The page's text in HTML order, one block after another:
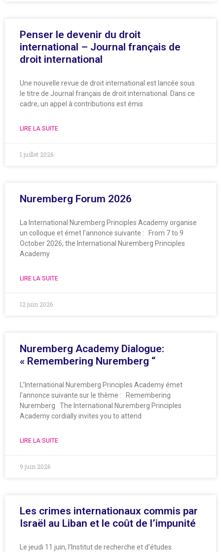
Penser le devenir du droit
international – Journal français de
droit international
Une nouvelle revue de droit international est lancée sous
le titre de Journal français de droit international. Dans ce
cadre, un appel à contributions est émis
LIRE LA SUITE
1 juillet 2026
Nuremberg Forum 2026
La International Nuremberg Principles Academy organise
un colloque et émet l’annonce suivante : From 7 to 9
October 2026, the International Nuremberg Principles
Academy
LIRE LA SUITE
12 juin 2026
Nuremberg Academy Dialogue:
« Remembering Nuremberg “
L’International Nuremberg Principles Academy émet
l’annonce suivante sur le thème : Remembering
Nuremberg The International Nuremberg Principles
Academy cordially invites you to attend
LIRE LA SUITE
9 juin 2026
Les crimes internationaux commis par
Israël au Liban et le coût de l’impunité
Le jeudi 11 juin, l’Institut de recherche et d’études